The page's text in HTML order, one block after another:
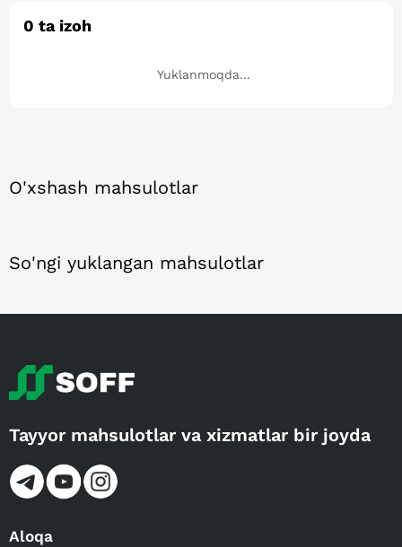
0 ta izoh
Yuklanmoqda...
O'xshash mahsulotlar
So'ngi yuklangan mahsulotlar
Tayyor mahsulotlar va xizmatlar bir joyda
Aloqa